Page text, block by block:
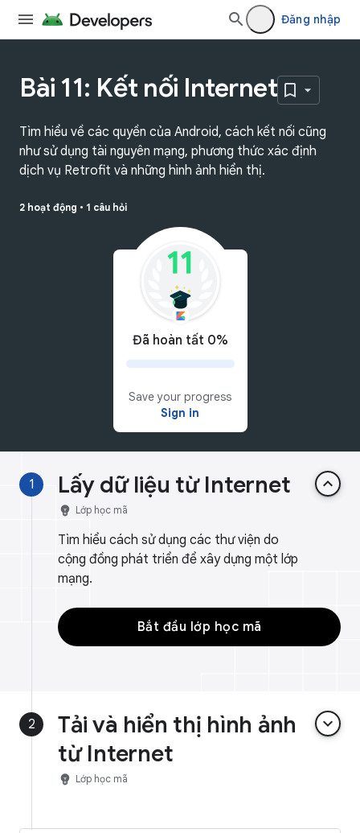
Đăng nhập
Bài 11: Kết nối Internet
Tìm hiểu về các quyền của Android, cách kết nối cũng
như sử dụng tài nguyên mạng, phương thức xác định
dịch vụ Retrofit và những hình ảnh hiển thị.
2 hoạt động • 1 câu hỏi
Đã hoàn tất 0%
Save your progress
Sign in
1 Lấy dữ liệu từ Internet keyboard_arrow_up
emoji_objects Lớp học mã
Tìm hiểu cách sử dụng các thư viện do
cộng đồng phát triển để xây dựng một lớp
mạng.
Bắt đầu lớp học mã
2
Tải và hiển thị hình ảnh
từ Internet
keyboard_arrow_down
emoji_objects Lớp học mã